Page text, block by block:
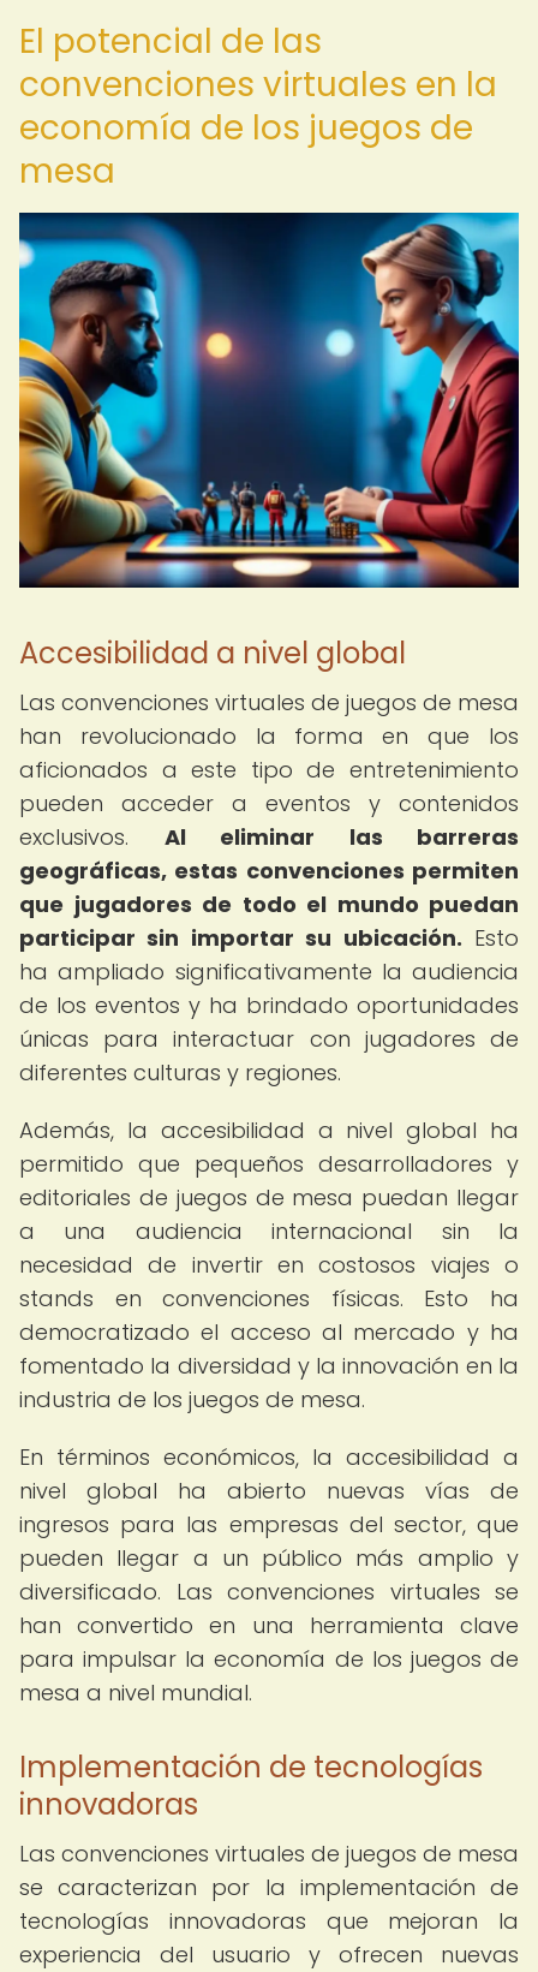
El potencial de las
convenciones virtuales en la
economía de los juegos de
mesa
Accesibilidad a nivel global
Las convenciones virtuales de juegos de mesa
han revolucionado la forma en que los
aficionados a este tipo de entretenimiento
pueden acceder a eventos y contenidos
exclusivos. Al eliminar las barreras
geográficas, estas convenciones permiten
que jugadores de todo el mundo puedan
participar sin importar su ubicación. Esto
ha ampliado significativamente la audiencia
de los eventos y ha brindado oportunidades
únicas para interactuar con jugadores de
diferentes culturas y regiones.
Además, la accesibilidad a nivel global ha
permitido que pequeños desarrolladores y
editoriales de juegos de mesa puedan llegar
a una audiencia internacional sin la
necesidad de invertir en costosos viajes o
stands en convenciones físicas. Esto ha
democratizado el acceso al mercado y ha
fomentado la diversidad y la innovación en la
industria de los juegos de mesa.
En términos económicos, la accesibilidad a
nivel global ha abierto nuevas vías de
ingresos para las empresas del sector, que
pueden llegar a un público más amplio y
diversificado. Las convenciones virtuales se
han convertido en una herramienta clave
para impulsar la economía de los juegos de
mesa a nivel mundial.
Implementación de tecnologías
innovadoras
Las convenciones virtuales de juegos de mesa
se caracterizan por la implementación de
tecnologías innovadoras que mejoran la
experiencia del usuario y ofrecen nuevas